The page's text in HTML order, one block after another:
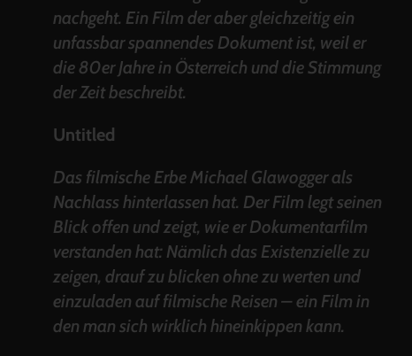
nachgeht. Ein Film der aber gleichzeitig ein
unfassbar spannendes Dokument ist, weil er
die 80er Jahre in Österreich und die Stimmung
der Zeit beschreibt.
Untitled
Das filmische Erbe Michael Glawogger als
Nachlass hinterlassen hat. Der Film legt seinen
Blick offen und zeigt, wie er Dokumentarfilm
verstanden hat: Nämlich das Existenzielle zu
zeigen, drauf zu blicken ohne zu werten und
einzuladen auf filmische Reisen – ein Film in
den man sich wirklich hineinkippen kann.